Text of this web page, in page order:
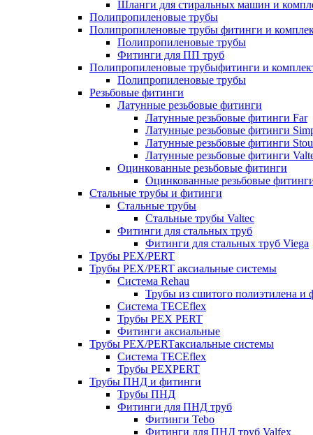
Шланги для стиральных машин и
Полипропиленовые трубы
Полипропиленовые трубы фитинги и
Полипропиленовые трубы
Фитинги для ПП труб
Полипропиленовые трубыфитинги и
Полипропиленовые трубы
Резьбовые фитинги
Латунные резьбовые фитинги
Латунные резьбовые фитинги Far
Латунные резьбовые фитинги
Латунные резьбовые фитинги
Латунные резьбовые фитинги
Оцинкованные резьбовые фитинги
Оцинкованные резьбовые
Стальные трубы и фитинги
Стальные трубы
Стальные трубы Valtec
Фитинги для стальных труб
Фитинги для стальных труб Viega
Трубы PEX/PERT
Трубы PEX/PERT аксиальные системы
Система Rehau
Трубы из сшитого полиэтилена и
Система TECEflex
Трубы PEX PERT
Фитинги аксиальные
Трубы PEX/PERTаксиальные системы
Система TECEflex
Трубы PEXPERT
Трубы ПНД и фитинги
Трубы ПНД
Фитинги для ПНД труб
Фитинги Tebo
Фитинги для ПНД труб Valfex